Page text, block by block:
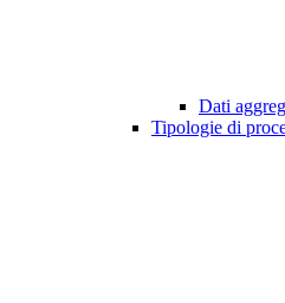
Dati
Tipologie di